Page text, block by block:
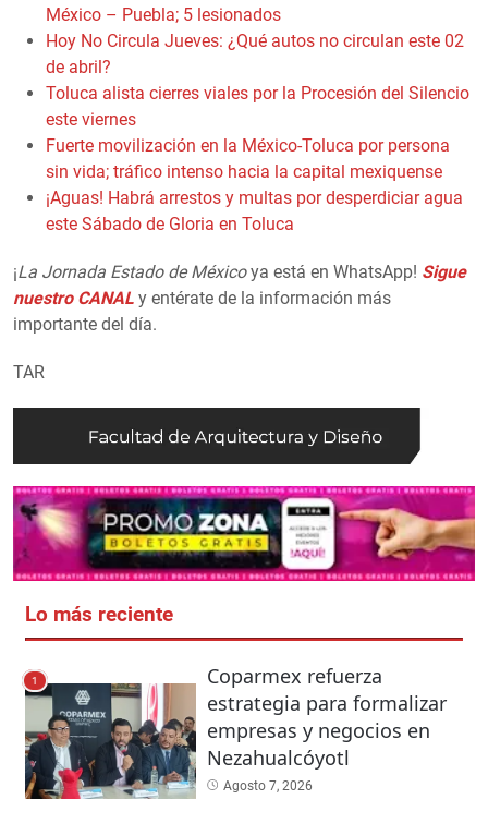
México – Puebla; 5 lesionados
Hoy No Circula Jueves: ¿Qué autos no circulan este 02
de abril?
Toluca alista cierres viales por la Procesión del Silencio
este viernes
Fuerte movilización en la México-Toluca por persona
sin vida; tráfico intenso hacia la capital mexiquense
¡Aguas! Habrá arrestos y multas por desperdiciar agua
este Sábado de Gloria en Toluca
¡La Jornada Estado de Méxicoya está en WhatsApp! Sigue
nuestro CANAL y entérate de la información más
importante del día.
TAR
Lo más reciente
1
Coparmex refuerza
estrategia para formalizar
empresas y negocios en
Nezahualcóyotl
Agosto 7, 2026